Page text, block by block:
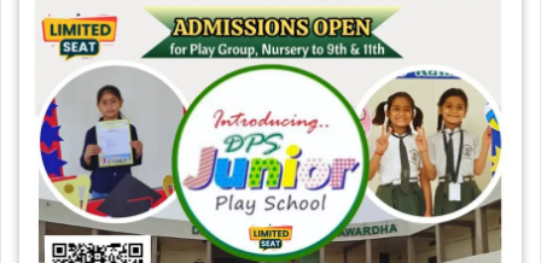
o
k
p